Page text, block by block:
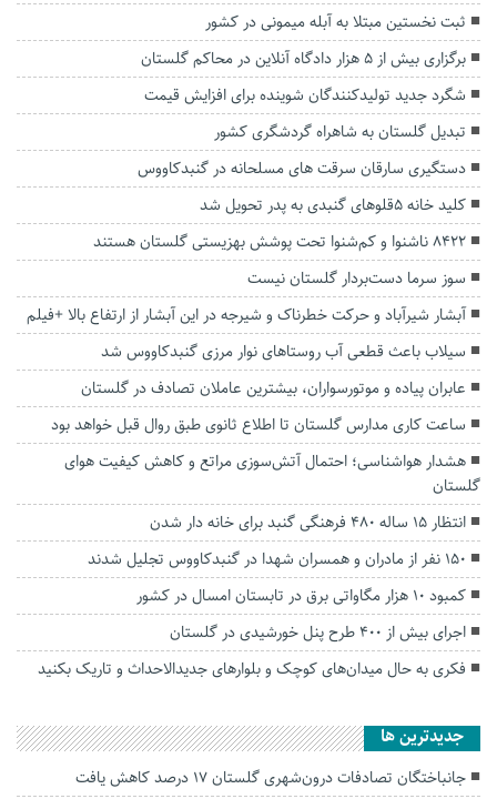
ثبت نخستين مبتلا به آبله میمونی در کشور
برگزاری بیش از ۵ هزار دادگاه آنلاین در محاکم گلستان
شگرد جدید تولیدکنندگان شوینده برای افزایش قیمت‌
تبدیل گلستان به شاهراه گردشگری کشور
دستگيری سارقان سرقت های مسلحانه در گنبدكاووس
کلید خانه 5قلوهای گنبدی به پدر تحویل شد
8422 ناشنوا و کم‌شنوا تحت پوشش بهزیستی گلستان هستند
سوز سرما دست‌بردار گلستان نیست
آبشار شیرآباد و حرکت خطرناک و شیرجه در این آبشار از ارتفاع بالا +فیلم
سیلاب باعث قطعی آب روستاهای نوار مرزی گنبدکاووس شد
عابران پیاده و موتورسواران، بیشترین عاملان تصادف در گلستان
ساعت کاری مدارس گلستان تا اطلاع ثانوی طبق روال قبل خواهد بود
هشدار هواشناسی؛ احتمال آتش‌سوزی مراتع و کاهش کیفیت هوای
گلستان
انتظار ۱۵ ساله ۴۸۰ فرهنگی گنبد برای خانه دار شدن
۱۵۰ نفر از مادران و همسران شهدا در گنبدکاووس تجلیل شدند
کمبود ۱۰ هزار مگاواتی برق در تابستان امسال در کشور
اجرای بیش از ۴۰۰ طرح پنل خورشیدی در گلستان
فکری به حال میدان‌‌های کوچک و بلوارهای جدیدالاحداث و تاریک بکنید
جديدترين ها
جانباختگان تصادفات درون‌شهری گلستان ۱۷ درصد کاهش یافت